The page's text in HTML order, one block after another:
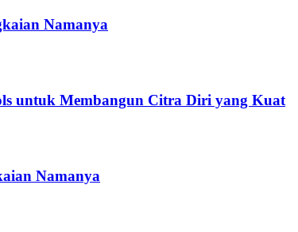
Namanya
untuk Membangun Citra Diri yang Kuat
Namanya